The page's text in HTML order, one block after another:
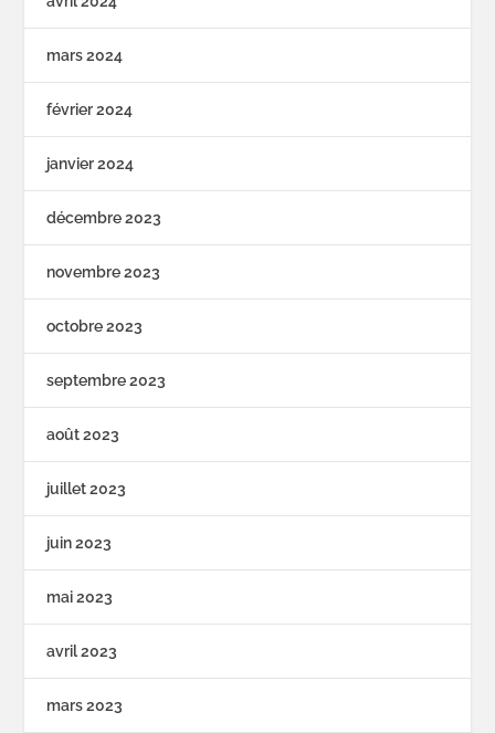
mars 2024
février 2024
janvier 2024
décembre 2023
novembre 2023
octobre 2023
septembre 2023
août 2023
juillet 2023
juin 2023
mai 2023
avril 2023
mars 2023